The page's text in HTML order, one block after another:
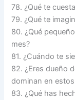
78. ¿Qué te
79. ¿Qué te
80. ¿Qué
mes?
81. ¿Cuándo te
82. ¿Eres dueño
dominan en
83. ¿Qué has